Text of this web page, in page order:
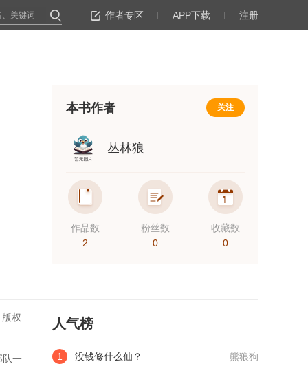
作者专区 APP下载 注册
本书作者 关注
丛林狼
作品数
2
粉丝数
0
收藏数
0
权
队一
人气榜
1 没钱修什么仙？ 熊狼狗